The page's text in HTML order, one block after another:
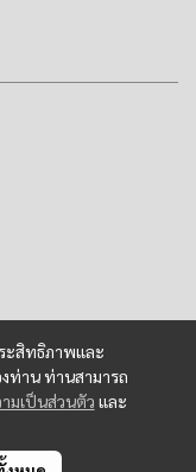
ะสิทธิภาพและ
ท่าน ท่านสามารถ
มเป็นส่วนตัว และ